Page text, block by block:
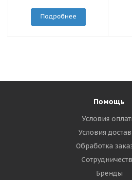
Подробнее
Помощь
Условия
Условия
Обработка
Бренды